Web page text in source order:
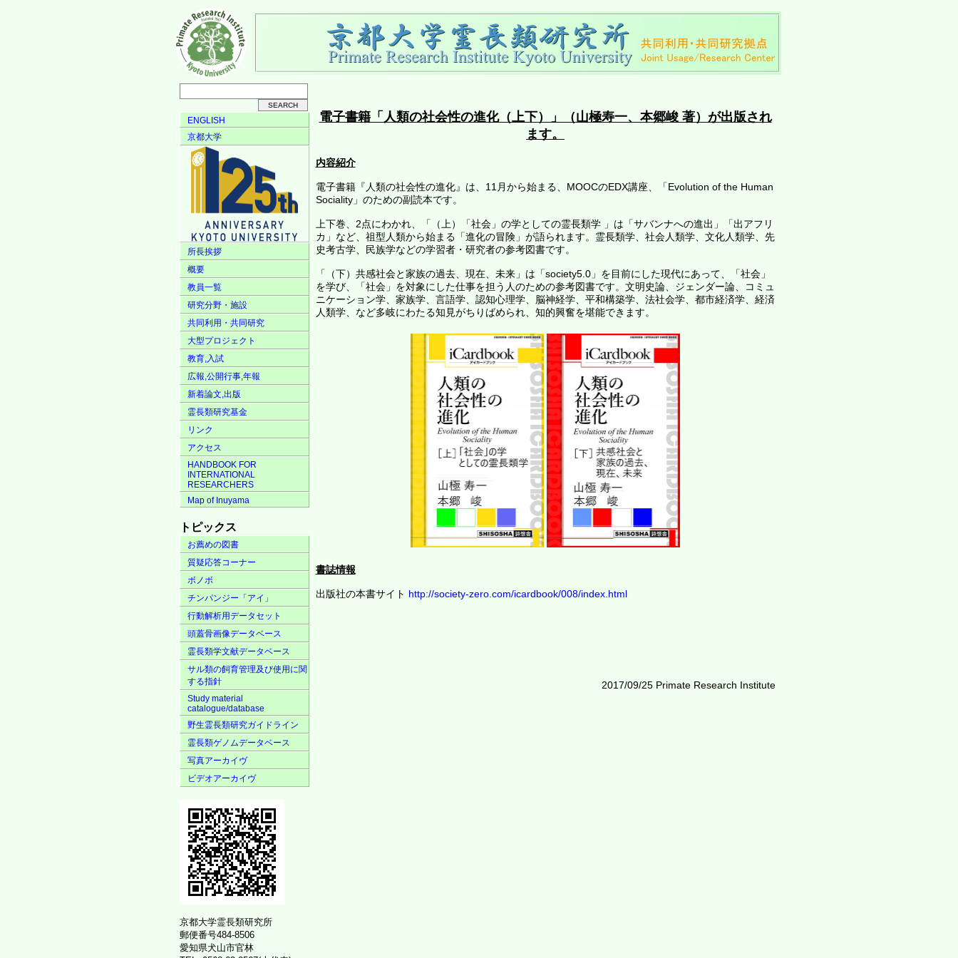
ENGLISH
京都大学
所長挨拶
概要
教員一覧
研究分野・施設
共同利用・共同研究
大型プロジェクト
教育,入試
広報,公開行事,年報
新着論文,出版
霊長類研究基金
リンク
アクセス
HANDBOOK FOR
INTERNATIONAL
RESEARCHERS
Map of Inuyama
トピックス
お薦めの図書
質疑応答コーナー
ボノボ
チンパンジー「アイ」
行動解析用データセット
頭蓋骨画像データベース
霊長類学文献データベース
サル類の飼育管理及び使用に関
する指針
Study material
catalogue/database
野生霊長類研究ガイドライン
霊長類ゲノムデータベース
写真アーカイヴ
ビデオアーカイヴ
京都大学霊長類研究所
郵便番号484-8506
愛知県犬山市官林
電子書籍「人類の社会性の進化（上下）」（山極寿一、本郷峻 著）が出版され
ます。
内容紹介
電子書籍『人類の社会性の進化』は、11月から始まる、MOOCのEDX講座、「Evolution of the Human
Sociality」のための副読本です。
上下巻、2点にわかれ、「（上）「社会」の学としての霊長類学 」は「サバンナへの進出」「出アフリ
カ」など、祖型人類から始まる「進化の冒険」が語られます。霊長類学、社会人類学、文化人類学、先
史考古学、民族学などの学習者・研究者の参考図書です。
「（下）共感社会と家族の過去、現在、未来」は「society5.0」を目前にした現代にあって、「社会」
を学び、「社会」を対象にした仕事を担う人のための参考図書です。文明史論、ジェンダー論、コミュ
ニケーション学、家族学、言語学、認知心理学、脳神経学、平和構築学、法社会学、都市経済学、経済
人類学、など多岐にわたる知見がちりばめられ、知的興奮を堪能できます。
書誌情報
出版社の本書サイト http://society-zero.com/icardbook/008/index.html
2017/09/25 Primate Research Institute